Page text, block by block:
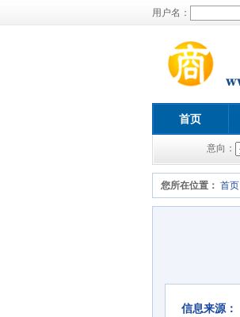
用户名：
首页
意向：
您所在位置： 首页
信息来源：